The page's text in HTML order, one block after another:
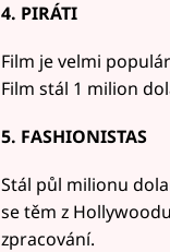
4. PIRÁTI
Film je velmi
Film stál 1 milion
5. FASHIONISTAS
Stál půl milionu
se těm z
zpracování.